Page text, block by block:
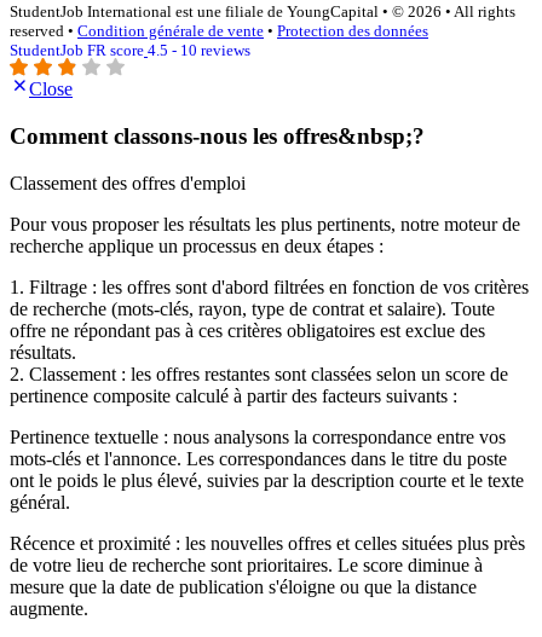
StudentJob International est une filiale de YoungCapital • © 2026 • All rights
reserved • Condition générale de vente • Protection des données
StudentJob FR score 4.5 - 10 reviews
Close
Comment classons-nous les offres&nbsp;?
Classement des offres d'emploi
Pour vous proposer les résultats les plus pertinents, notre moteur de
recherche applique un processus en deux étapes :
1. Filtrage : les offres sont d'abord filtrées en fonction de vos critères
de recherche (mots-clés, rayon, type de contrat et salaire). Toute
offre ne répondant pas à ces critères obligatoires est exclue des
résultats.
2. Classement : les offres restantes sont classées selon un score de
pertinence composite calculé à partir des facteurs suivants :
Pertinence textuelle : nous analysons la correspondance entre vos
mots-clés et l'annonce. Les correspondances dans le titre du poste
ont le poids le plus élevé, suivies par la description courte et le texte
général.
Récence et proximité : les nouvelles offres et celles situées plus près
de votre lieu de recherche sont prioritaires. Le score diminue à
mesure que la date de publication s'éloigne ou que la distance
augmente.